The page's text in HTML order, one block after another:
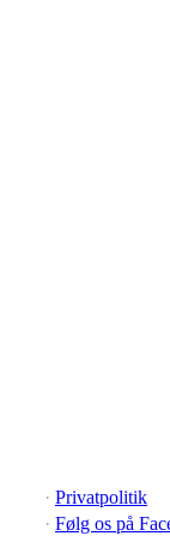
· Privatpolitik
· Følg os på